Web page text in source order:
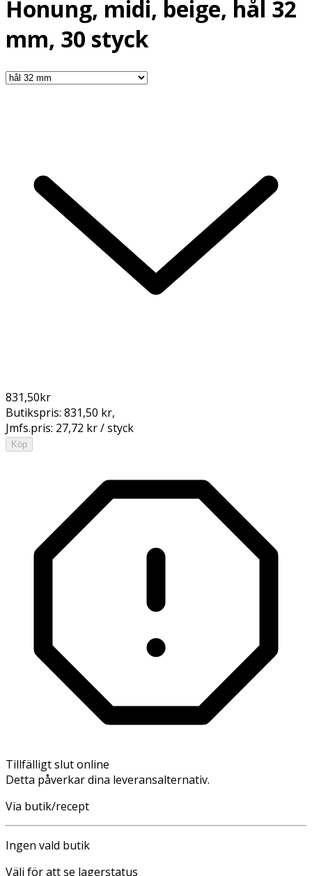
Honung, midi, beige, hål 32
mm, 30 styck
831,50kr
Butikspris: 831,50 kr,
Jmfs.pris: 27,72 kr / styck
Köp
Tillfälligt slut online
Detta påverkar dina leveransalternativ.
Via butik/recept
Ingen vald butik
Välj för att se lagerstatus